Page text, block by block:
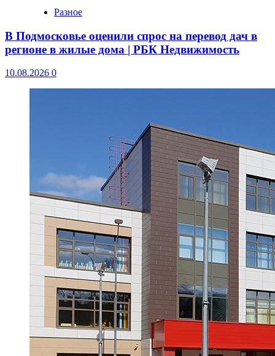
Разное
В Подмосковье оценили спрос на перевод дач в
регионе в жилые дома | РБК Недвижимость
10.08.2026 0